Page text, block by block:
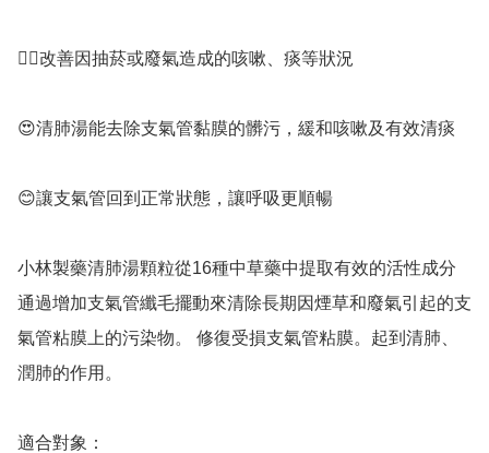
👍🏻改善因抽菸或廢氣造成的咳嗽、痰等狀況
😍清肺湯能去除支氣管黏膜的髒污，緩和咳嗽及有效清痰
😊讓支氣管回到正常狀態，讓呼吸更順暢
小林製藥清肺湯顆粒從16種中草藥中提取有效的活性成分
通過增加支氣管纖毛擺動來清除長期因煙草和廢氣引起的支
氣管粘膜上的污染物。 修復受損支氣管粘膜。起到清肺、
潤肺的作用。
適合對象：